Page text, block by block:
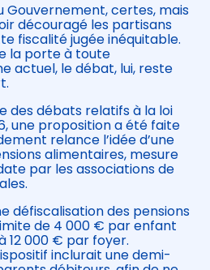
Gouvernement, certes, mais
découragé les partisans
fiscalité jugée inéquitable.
la porte à toute
actuel, le débat, lui, reste
des débats relatifs à la loi
une proposition a été faite
relance l’idée d’une
alimentaires, mesure
par les associations de
défiscalisation des pensions
de 4 000 € par enfant
12 000 € par foyer.
inclurait une demi-